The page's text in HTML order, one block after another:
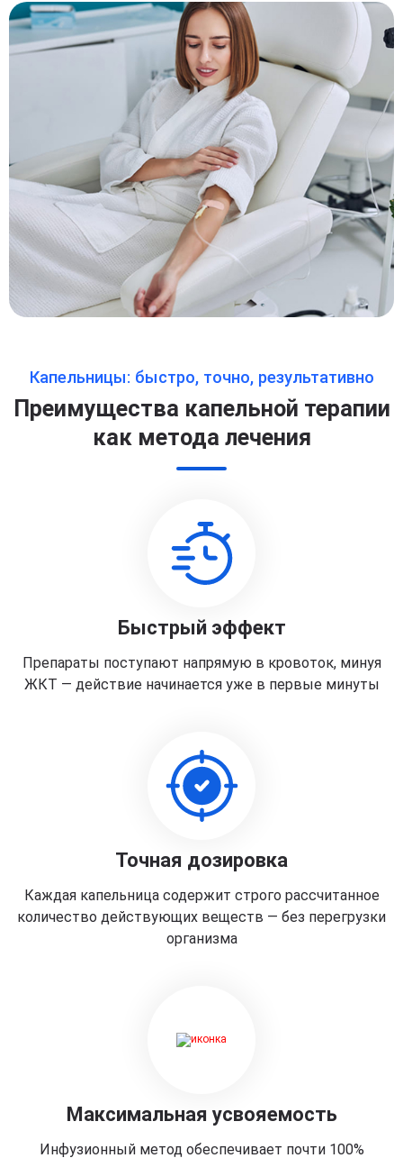
Капельницы: быстро, точно, результативно
Преимущества капельной терапии
как метода лечения
Быстрый эффект
Препараты поступают напрямую в кровоток, минуя
ЖКТ — действие начинается уже в первые минуты
Точная дозировка
Каждая капельница содержит строго рассчитанное
количество действующих веществ — без перегрузки
организма
Максимальная усвояемость
Инфузионный метод обеспечивает почти 100%